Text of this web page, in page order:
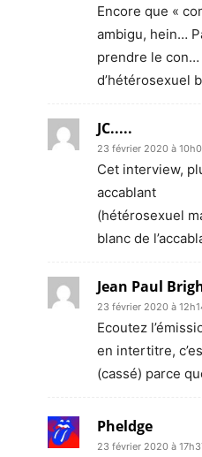
Encore que «
ambigu, hein…
prendre le
d’hétérosexuel
JC.....
23 février 2020 à
Cet interview,
accablant
(hétérosexuel
blanc de
Jean Paul
23 février 2020 à
Ecoutez
en intertitre,
(cassé) parce
Pheldge
23 février 2020 à